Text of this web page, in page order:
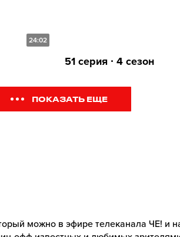
24:02
51 серия ∙ 4 сезон
ПОКАЗАТЬ ЕЩЕ
можно в эфире телеканала ЧЕ! и